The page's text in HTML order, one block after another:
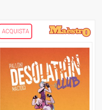
ACQUISTA